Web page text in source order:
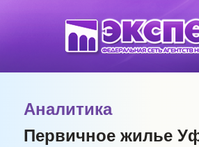
Аналитика
Первичное жилье